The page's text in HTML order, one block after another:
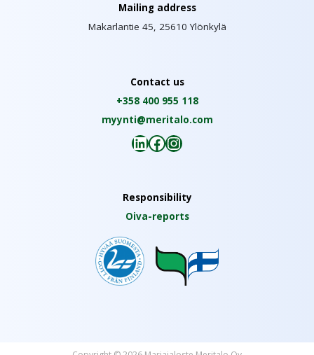
Mailing address
Makarlantie 45, 25610 Ylönkylä
Contact us
+358 400 955 118
myynti@meritalo.com
LinkedIn
Facebook
Instagram
Responsibility
Oiva-reports